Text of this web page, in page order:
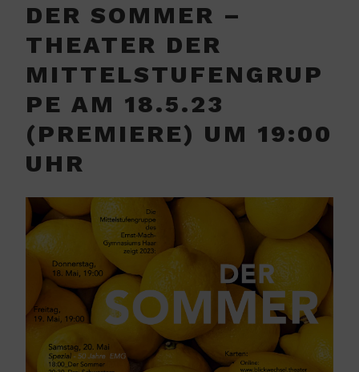
DER SOMMER –
THEATER DER
MITTELSTUFENGRUP
PE AM 18.5.23
(PREMIERE) UM 19:00
UHR